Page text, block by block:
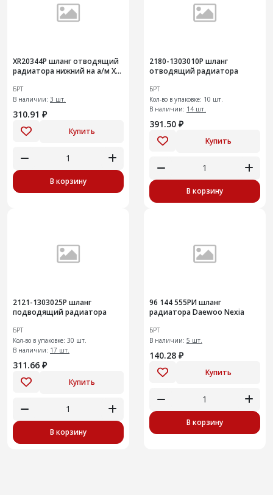
ХR20344Р шланг отводящий
радиатора нижний на а/м X-
БРТ
В наличии: 3 шт.
310.91 ₽
Купить
В корзину
2180-1303010Р шланг
отводящий радиатора
БРТ
Кол-во в упаковке: 10 шт.
В наличии: 14 шт.
391.50 ₽
Купить
В корзину
2121-1303025Р шланг
подводящий радиатора
БРТ
Кол-во в упаковке: 30 шт.
В наличии: 17 шт.
311.66 ₽
Купить
В корзину
96 144 555РИ шланг
радиатора Daewoo Nexia
БРТ
В наличии: 5 шт.
140.28 ₽
Купить
В корзину